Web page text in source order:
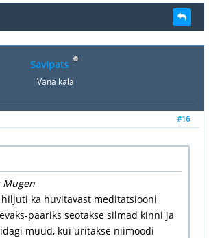
Savipats
Vana kala
#16
Mugen
hiljuti ka huvitavast meditatsiooni
paariks seotakse silmad kinni ja
muud, kui üritakse niimoodi